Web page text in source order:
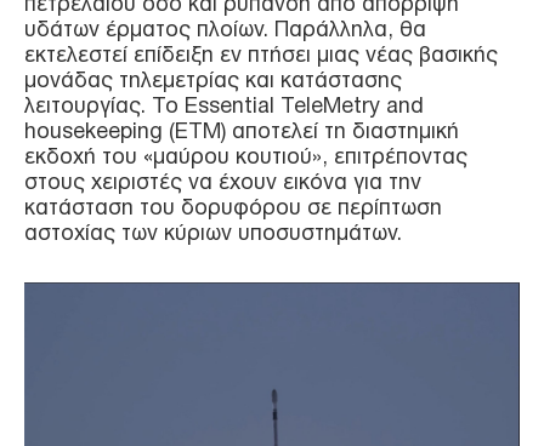
υδάτων έρματος πλοίων. Παράλληλα, θα
εκτελεστεί επίδειξη εν πτήσει μιας νέας βασικής
μονάδας τηλεμετρίας και κατάστασης
λειτουργίας. Το Essential TeleMetry and
housekeeping (ETM) αποτελεί τη διαστημική
εκδοχή του «μαύρου κουτιού», επιτρέποντας
στους χειριστές να έχουν εικόνα για την
κατάσταση του δορυφόρου σε περίπτωση
αστοχίας των κύριων υποσυστημάτων.